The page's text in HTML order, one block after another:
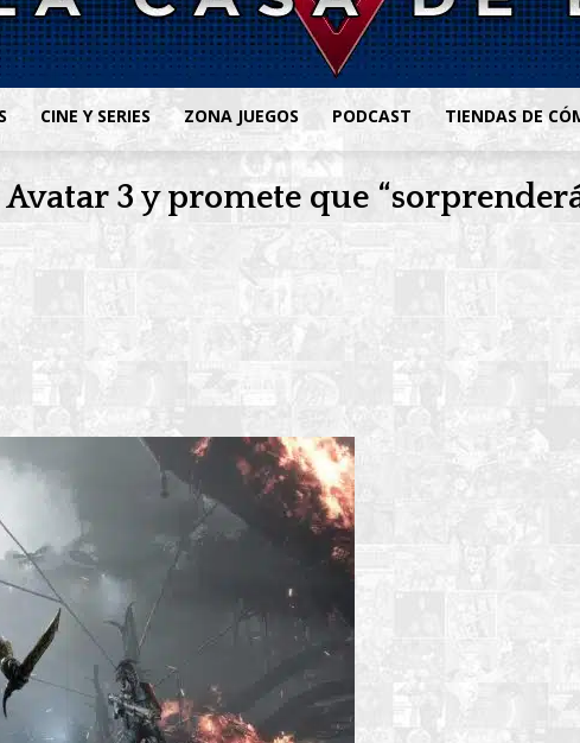
CINE Y SERIES ZONA JUEGOS PODCAST TIENDAS DE
3 y promete que